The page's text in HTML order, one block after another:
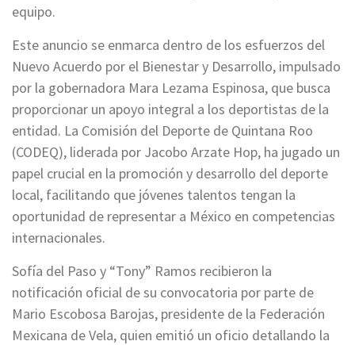
equipo.
Este anuncio se enmarca dentro de los esfuerzos del
Nuevo Acuerdo por el Bienestar y Desarrollo, impulsado
por la gobernadora Mara Lezama Espinosa, que busca
proporcionar un apoyo integral a los deportistas de la
entidad. La Comisión del Deporte de Quintana Roo
(CODEQ), liderada por Jacobo Arzate Hop, ha jugado un
papel crucial en la promoción y desarrollo del deporte
local, facilitando que jóvenes talentos tengan la
oportunidad de representar a México en competencias
internacionales.
Sofía del Paso y “Tony” Ramos recibieron la
notificación oficial de su convocatoria por parte de
Mario Escobosa Barojas, presidente de la Federación
Mexicana de Vela, quien emitió un oficio detallando la